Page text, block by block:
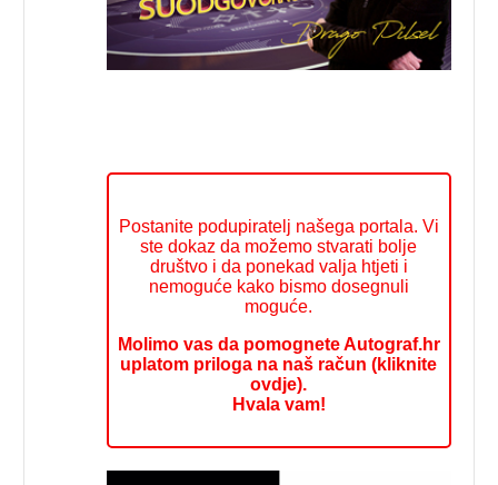
Postanite podupiratelj našega portala. Vi
ste dokaz da možemo stvarati bolje
društvo i da ponekad valja htjeti i
nemoguće kako bismo dosegnuli
moguće.
Molimo vas da pomognete Autograf.hr
uplatom priloga na naš račun (kliknite
ovdje).
Hvala vam!